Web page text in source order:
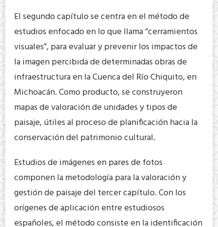
El segundo capítulo se centra en el método de
estudios enfocado en lo que llama “cerramientos
visuales”, para evaluar y prevenir los impactos de
la imagen percibida de determinadas obras de
infraestructura en la Cuenca del Río Chiquito, en
Michoacán. Como producto, se construyeron
mapas de valoración de unidades y tipos de
paisaje, útiles al proceso de planificación hacia la
conservación del patrimonio cultural.
Estudios de imágenes en pares de fotos
componen la metodología para la valoración y
gestión de paisaje del tercer capítulo. Con los
orígenes de aplicación entre estudiosos
españoles, el método consiste en la identificación